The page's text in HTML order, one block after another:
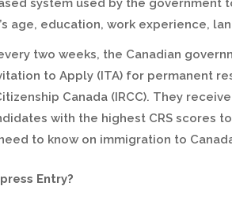
age, education, work experience,
two weeks, the Canadian
to Apply (ITA) for permanent
Canada (IRCC). They
with the highest CRS scores
to know on immigration to
Entry?